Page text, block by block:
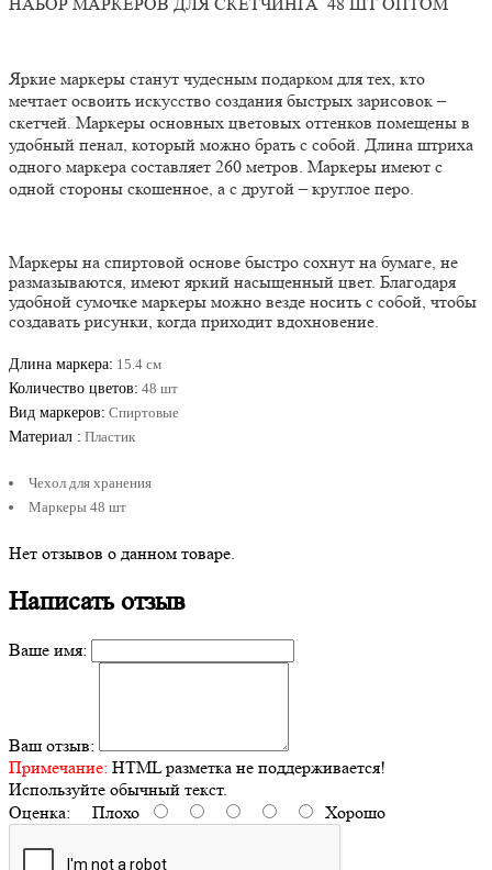
Яркие маркеры станут чудесным подарком для тех, кто
мечтает освоить искусство создания быстрых зарисовок –
скетчей. Маркеры основных цветовых оттенков помещены в
удобный пенал, который можно брать с собой. Длина штриха
одного маркера составляет 260 метров. Маркеры имеют с
одной стороны скошенное, а с другой – круглое перо.
Маркеры на спиртовой основе быстро сохнут на бумаге, не
размазываются, имеют яркий насыщенный цвет. Благодаря
удобной сумочке маркеры можно везде носить с собой, чтобы
создавать рисунки, когда приходит вдохновение.
Длина маркера: 15.4 см
Количество цветов: 48 шт
Вид маркеров: Спиртовые
Материал : Пластик
Чехол для хранения
Маркеры 48 шт
Нет отзывов о данном товаре.
Написать отзыв
Ваше имя:
Ваш отзыв:
Примечание: HTML разметка не поддерживается!
Используйте обычный текст.
Оценка: Плохо Хорошо